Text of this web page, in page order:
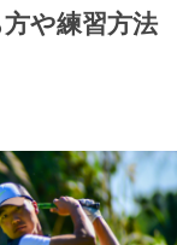
や練習方法